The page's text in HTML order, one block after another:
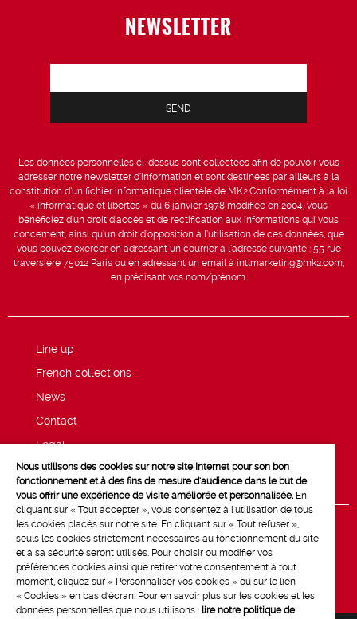
NEWSLETTER
Les données personnelles ci-dessus sont collectées afin de pouvoir vous
adresser notre newsletter d’information et sont destinées par ailleurs à la
constitution d’un fichier informatique clientèle de MK2.Conformément à la loi
« informatique et libertés » du 6 janvier 1978 modifiée en 2004, vous
bénéficiez d’un droit d’accès et de rectification aux informations qui vous
concernent, ainsi qu’un droit d’opposition à l’utilisation de ces données, que
vous pouvez exercer en adressant un courrier à l’adresse suivante : 55 rue
traversière 75012 Paris ou en adressant un email à intlmarketing@mk2.com,
en précisant vos nom/prénom.
Line up
French collections
News
Contact
Legal
Privacy and cookie policy
Nous utilisons des cookies sur notre site Internet pour son bon
fonctionnement et à des fins de mesure d'audience dans le but de
vous offrir une expérience de visite améliorée et personnalisée. En
cliquant sur « Tout accepter », vous consentez à l'utilisation de tous
les cookies placés sur notre site. En cliquant sur « Tout refuser »,
seuls les cookies strictement nécessaires au fonctionnement du site
et à sa sécurité seront utilisés. Pour choisir ou modifier vos
préférences cookies ainsi que retirer votre consentement à tout
moment, cliquez sur « Personnaliser vos cookies » ou sur le lien
« Cookies » en bas d'écran. Pour en savoir plus sur les cookies et les
données personnelles que nous utilisons : lire notre politique de